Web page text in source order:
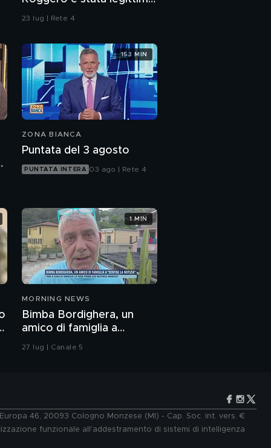
difesa"
23 lug | Rete 4
ZONA BIANCA
Puntata del 3 agosto
PUNTATA INTERA 03 ago | Rete 4
153 MIN
MORNING NEWS
Bimba Bordighera, un
amico di famiglia a
"Dentro la notizia"
27 lug | Canale 5
1 MIN
46, 20093 Cologno Monzese (MI) - Cap. Soc. int. vers. €
funzionale all'addestramento di sistemi di intelligenza